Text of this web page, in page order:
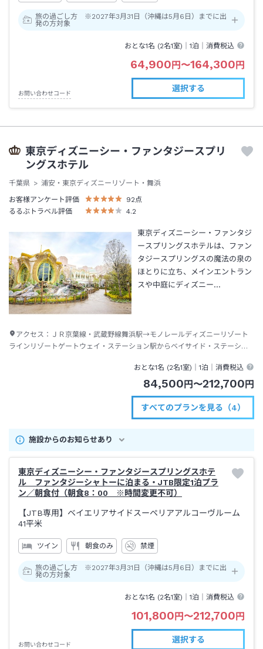
旅の過ごし方 ※2027年3月31日（沖縄は5月6日）までに出
発の方対象
おとな1名 (2名1室)｜1泊 ｜消費税込
64,900円〜164,300円
お問い合わせコード
選択する
東京ディズニーシー・ファンタジースプリ
ングスホテル
千葉県
浦安・東京ディズニーリゾート・舞浜
お客様アンケート評価
92点
るるぶトラベル評価
4.2
東京ディズニーシー・ファンタジ
ースプリングスホテルは、ファン
タジースプリングスの魔法の泉の
ほとりに立ち、メインエントラン
スや中庭にディズニー…
アクセス： ＪＲ京葉線・武蔵野線舞浜駅→モノレールディズニーリゾート
ラインリゾートゲートウェイ・ステーション駅からベイサイド・ステーショ
おとな1名 (2名1室)｜1泊 ｜消費税込
84,500円〜212,700円
すべてのプランを見る（4）
施設からのお知らせあり
東京ディズニーシー・ファンタジースプリングスホテ
ル ファンタジーシャトーに泊まる・JTB限定1泊プラ
ン／朝食付（朝食8：00 ※時間変更不可）
【JTB専用】ベイエリアサイドスーペリアアルコーヴルーム
41平米
ツイン 朝食のみ 禁煙
旅の過ごし方 ※2027年3月31日（沖縄は5月6日）までに出
発の方対象
おとな1名 (2名1室)｜1泊 ｜消費税込
101,800円〜212,700円
お問い合わせコード
選択する